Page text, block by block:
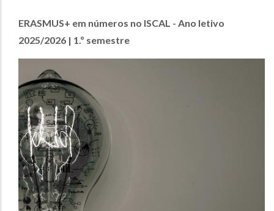
ERASMUS+ em números no ISCAL - Ano letivo
2025/2026 | 1.º semestre